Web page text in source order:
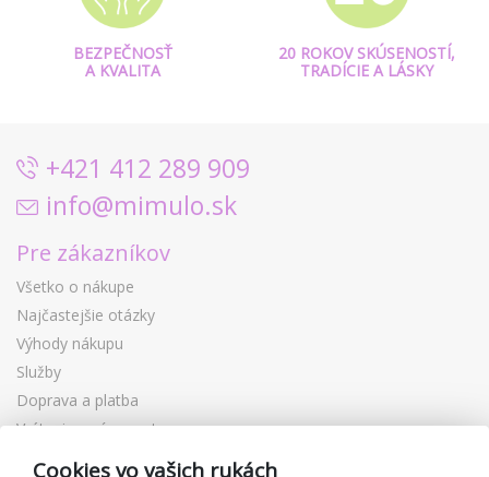
BEZPEČNOSŤ
A KVALITA
20 ROKOV SKÚSENOSTÍ,
TRADÍCIE A LÁSKY
+421 412 289 909
info@mimulo.sk
Pre zákazníkov
Všetko o nákupe
Najčastejšie otázky
Výhody nákupu
Služby
Doprava a platba
Vrátenie a výmena tovaru
Reklamácia
Cookies vo vašich rukách